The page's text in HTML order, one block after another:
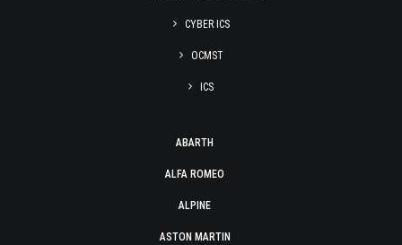
CYBER ICS
OCMST
ICS
ABARTH
ALFA ROMEO
ALPINE
ASTON MARTIN